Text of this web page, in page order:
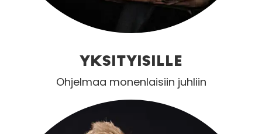
YKSITYISILLE
Ohjelmaa monenlaisiin juhliin